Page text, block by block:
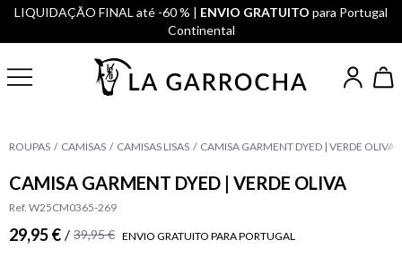
LIQUIDAÇÃO FINAL até -60 % | ENVIO GRATUITO para Portugal
Continental
ROUPAS CAMISAS CAMISAS LISAS CAMISA GARMENT DYED | VERDE OLIVA
CAMISA GARMENT DYED | VERDE OLIVA
Ref. W25CM0365-269
29,95 € / 39,95 € ENVIO GRATUITO PARA PORTUGAL